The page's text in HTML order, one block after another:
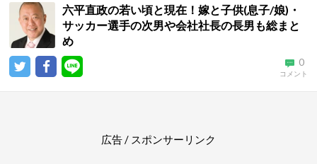
六平直政の若い頃と現在！嫁と子供(息子/娘)・
サッカー選手の次男や会社社長の長男も総まと
め
0
コメント
広告 / スポンサーリンク